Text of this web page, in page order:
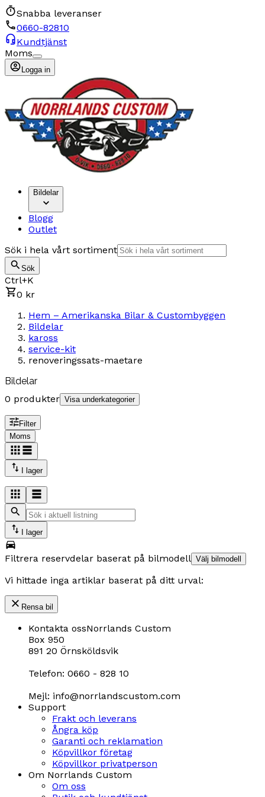
Snabba leveranser
0660-82810
Kundtjänst
Moms
Logga in
Bildelar
Blogg
Outlet
Sök i hela vårt sortiment
Sök
Ctrl+K
0 kr
Hem – Amerikanska Bilar & Custombyggen
Bildelar
kaross
service-kit
renoveringssats-maetare
Bildelar
0 produkter Visa underkategorier
Filter
Moms
I lager
I lager
Filtrera reservdelar baserat på bilmodell Välj bilmodell
Vi hittade inga artiklar baserat på ditt urval:
Rensa bil
Kontakta ossNorrlands Custom
Box 950
891 20 Örnsköldsvik
Telefon: 0660 - 828 10
Mejl: info@norrlandscustom.com
Support
Frakt och leverans
Ångra köp
Garanti och reklamation
Köpvillkor företag
Köpvillkor privatperson
Om Norrlands Custom
Om oss